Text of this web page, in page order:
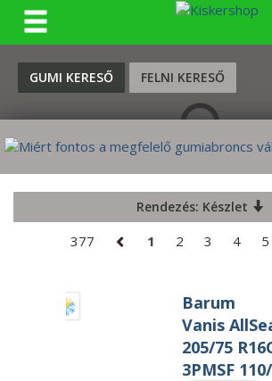
GUMI KERESŐ FELNI KERESŐ
Rendezés: Készlet
377 1 2 3 4 5
Barum
Vanis
205/75
3PMSF